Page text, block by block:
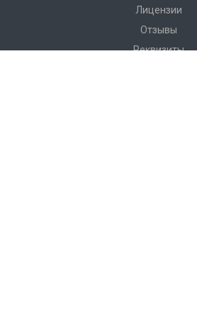
Лицензии
Отзывы
Реквизиты